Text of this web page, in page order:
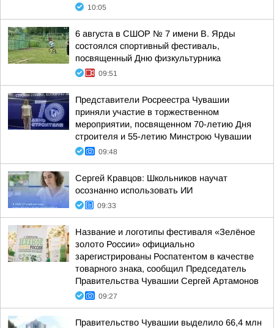
10:05
6 августа в СШОР № 7 имени В. Ярды
состоялся спортивный фестиваль,
посвященный Дню физкультурника
09:51
Представители Росреестра Чувашии
приняли участие в торжественном
мероприятии, посвященном 70-летию Дня
строителя и 55-летию Минстрою Чувашии
09:48
Сергей Кравцов: Школьников научат
осознанно использовать ИИ
09:33
Название и логотипы фестиваля «Зелёное
золото России» официально
зарегистрированы Роспатентом в качестве
товарного знака, сообщил Председатель
Правительства Чувашии Сергей Артамонов
09:27
Правительство Чувашии выделило 66,4 млн